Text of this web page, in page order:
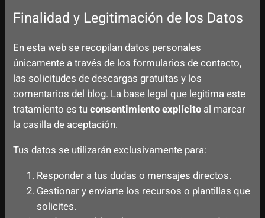
Finalidad y Legitimación de los Datos
En esta web se recopilan datos personales
únicamente a través de los formularios de contacto,
las solicitudes de descargas gratuitas y los
comentarios del blog. La base legal que legitima este
tratamiento es tuconsentimiento explícito al marcar
la casilla de aceptación.
Tus datos se utilizarán exclusivamente para:
Responder a tus dudas o mensajes directos.
Gestionar y enviarte los recursos o plantillas que
solicites.